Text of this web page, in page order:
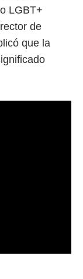
LGBT+
de
que la